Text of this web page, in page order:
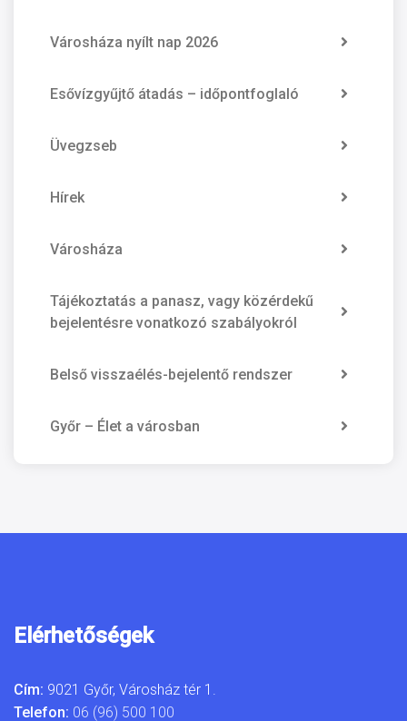
Városháza nyílt nap 2026
Esővízgyűjtő átadás – időpontfoglaló
Üvegzseb
Hírek
Városháza
Tájékoztatás a panasz, vagy közérdekű
bejelentésre vonatkozó szabályokról
Belső visszaélés-bejelentő rendszer
Győr – Élet a városban
Elérhetőségek
Cím: 9021 Győr, Városház tér 1.
Telefon: 06 (96) 500 100